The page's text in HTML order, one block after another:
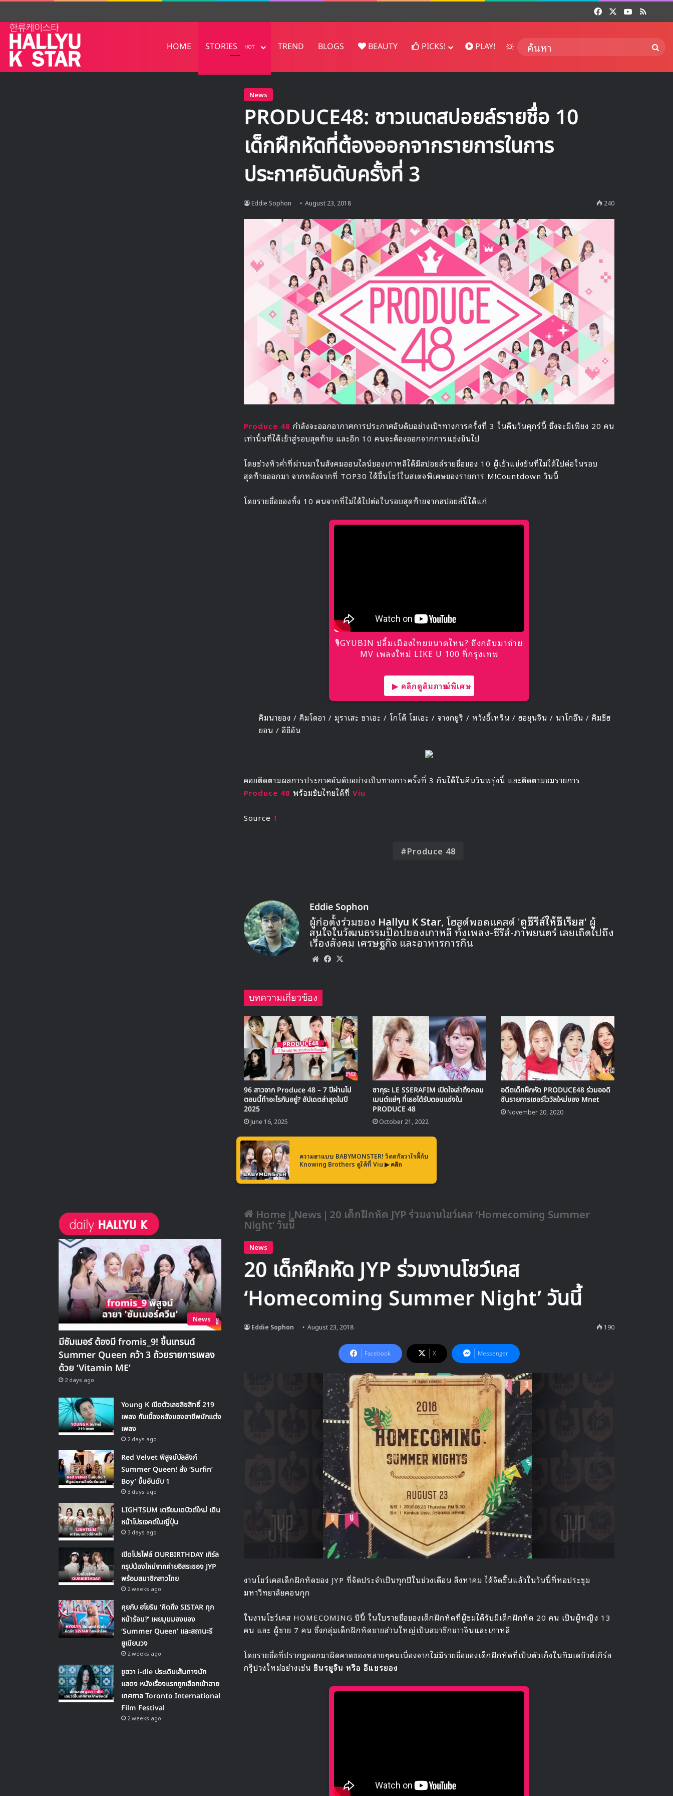
FacebookYouTube
RSS
HOME STORIES HOT TREND BLOGS BEAUTY PICKS! PLAY! Switch skin
News
PRODUCE48: ชาวเนตสปอยล์รายชื่อ 10
เด็กฝึกหัดที่ต้องออกจากรายการในการ
ประกาศอันดับครั้งที่ 3
Eddie Sophon August 23, 2018 240
Produce 48 กำลังจะออกอากาศการประกาศอันดับอย่างเป็ฯทางการครั้งที่ 3 ในคืนวันศุกร์นี้ ซึ่งจะมีเพียง 20 คน
เท่านั้นที่ได้เข้าสู่รอบสุดท้าย และอีก 10 คนจะต้องออกจากการแข่งขันไป
โดยช่วงหัวค่ำที่ผ่านมาในสังคมออนไลน์ของเกาหลีได้มีสปอยล์รายชื่อของ 10 ผู้เข้าแข่งขันที่ไม่ได้ไปต่อในรอบ
สุดท้ายออกมา จากหลังจากที่ TOP30 ได้ขึ้นโชว์ในสเตจพิเศษของรายการ M!Countdown วันนี้
โดยรายชื่อของทั้ง 10 คนจากที่ไม่ได้ไปต่อในรอบสุดท้ายจากสปอยล์นี้ได้แก่
🎙GYUBIN ปลื้มเมืองไทยขนาดไหน? ถึงกลับมาถ่าย
MV เพลงใหม่ LIKE U 100 ที่กรุงเทพ
▶ คลิกดูสัมภาษณ์พิเศษ
คิมนายอง / คิมโดอา / มุราเสะ ซาเอะ / โกโต้ โมเอะ / จางกยูรี / หวังอี้เหริน / ฮอยุนจิน / นาโกอึน / คิมชีฮ
ยอน / อีชีอัน
คอยติดตามผลการประกาศอันดับอย่างเป็นทางการครั้งที่ 3 กันได้ในคืนวันพรุ่งนี้ และติดตามชมรายการ
Produce 48 พร้อมซับไทยได้ที่ Viu
Source 1
Produce 48
Eddie Sophon
ผู้ก่อตั้งร่วมของ Hallyu K Star, โฮสต์พอดแคสต์ 'ดูซีรีส์ให้ซีเรียส' ผู้
สนใจในวัฒนธรรมป๊อปของเกาหลี ทั้งเพลง-ซีรีส์-ภาพยนตร์ เลยเถิดไปถึง
เรื่องสังคม เศรษฐกิจ และอาหารการกิน
WebsiteFacebook
บทความเกี่ยวข้อง
96 สาวจาก Produce 48 – 7 ปีผ่านไป
ตอนนี้ทำอะไรกันอยู่? อัปเดตล่าสุดในปี
2025
June 16, 2025
ซากุระ LE SSERAFIM เปิดใจเล่าถึงคอม
เมนต์แย่ๆ ที่เธอได้รับตอนแข่งใน
PRODUCE 48
October 21, 2022
อดีตเด็กฝึกหัด PRODUCE48 ร่วมออดิ
ชันรายการเซอร์ไววัลใหม่ของ Mnet
November 20, 2020
ความฮาแบบ BABYMONSTER! วัดสกิลวาไรตี้กับ
Knowing Brothers ดูได้ที่ Viu ▶ คลิก